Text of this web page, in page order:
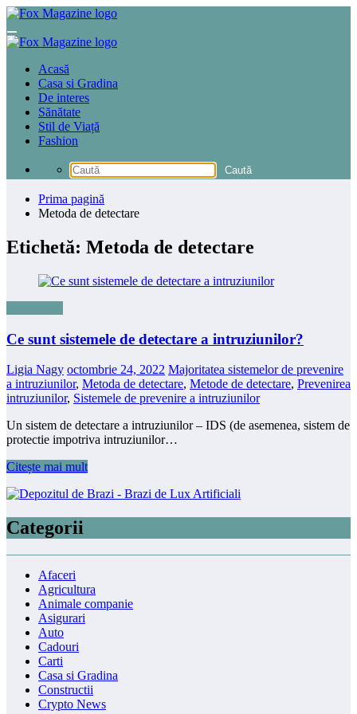
Sari
conținut
Acasă
Casa si Gradina
De interes
Sănătate
Stil de Viață
Fashion
Prima pagină
Metoda de detectare
Etichetă: Metoda de detectare
Ce sunt sistemele de detectare a intruziunilor?
Ligia Nagy octombrie 24, 2022 Majoritatea sistemelor de prevenire
a intruziunilor, Metoda de detectare, Metode de detectare, Prevenirea
intruziunilor, Sistemele de prevenire a intruziunilor
Un sistem de detectare a intruziunilor – IDS (de asemenea, sistem de
protectie impotriva intruziunilor…
Citește mai mult
Categorii
Afaceri
Agricultura
Animale companie
Asigurari
Auto
Cadouri
Carti
Casa si Gradina
Constructii
Crypto News